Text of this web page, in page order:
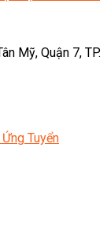
Mỹ, Quận 7, TP.
Tuyển